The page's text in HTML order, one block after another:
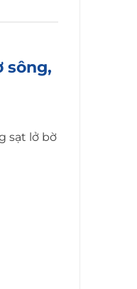
sông,
sạt lở bờ